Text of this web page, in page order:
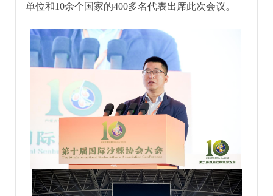
单位和10余个国家的400多名代表出席此次会议。